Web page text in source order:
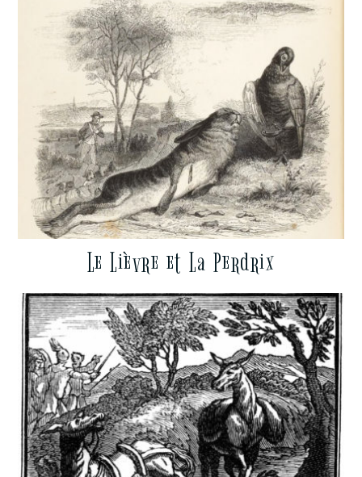
Le Lièvre et La Perdrix